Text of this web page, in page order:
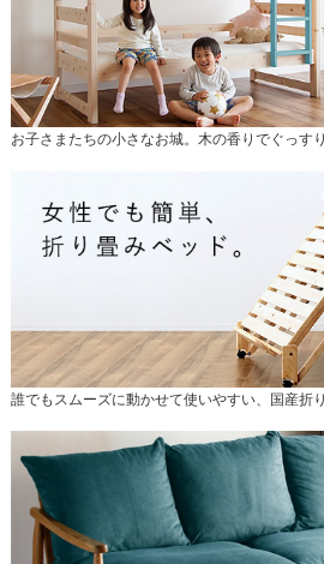
お子さまたちの小さなお城。木の香りでぐっす
誰でもスムーズに動かせて使いやすい、国産折